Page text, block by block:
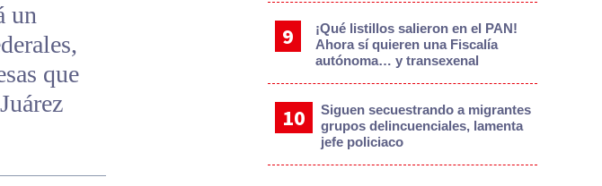
un
que
¡Qué listillos salieron en el PAN!
Ahora sí quieren una Fiscalía
autónoma… y transexenal
Siguen secuestrando a migrantes
grupos delincuenciales, lamenta
jefe policiaco